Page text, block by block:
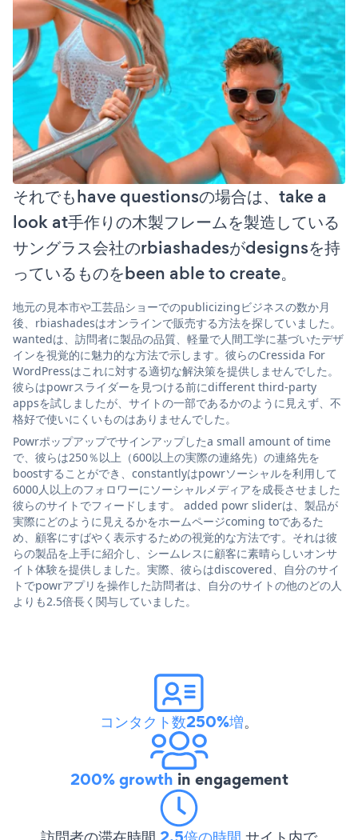
それでもhave questionsの場合は、take a
look at手作りの木製フレームを製造している
サングラス会社のrbiashadesがdesignsを持
っているものをbeen able to create。
地元の見本市や工芸品ショーでのpublicizingビジネスの数か月
後、rbiashadesはオンラインで販売する方法を探していました。
wantedは、訪問者に製品の品質、軽量で人間工学に基づいたデザ
インを視覚的に魅力的な方法で示します。彼らのCressida For
WordPressはこれに対する適切な解決策を提供しませんでした。
彼らはpowrスライダーを見つける前にdifferent third-party
appsを試しましたが、サイトの一部であるかのように見えず、不
格好で使いにくいものはありませんでした。
Powrポップアップでサインアップしたa small amount of time
で、彼らは250％以上（600以上の実際の連絡先）の連絡先を
boostすることができ、constantlyはpowrソーシャルを利用して
6000人以上のフォロワーにソーシャルメディアを成長させました
彼らのサイトでフィードします。 added powr sliderは、製品が
実際にどのように見えるかをホームページcoming toであるた
め、顧客にすばやく表示するための視覚的な方法です。それは彼
らの製品を上手に紹介し、シームレスに顧客に素晴らしいオンサ
イト体験を提供しました。実際、彼らはdiscovered、自分のサイ
トでpowrアプリを操作した訪問者は、自分のサイトの他のどの人
よりも2.5倍長く関与していました。
コンタクト数250%増。
200% growth in engagement